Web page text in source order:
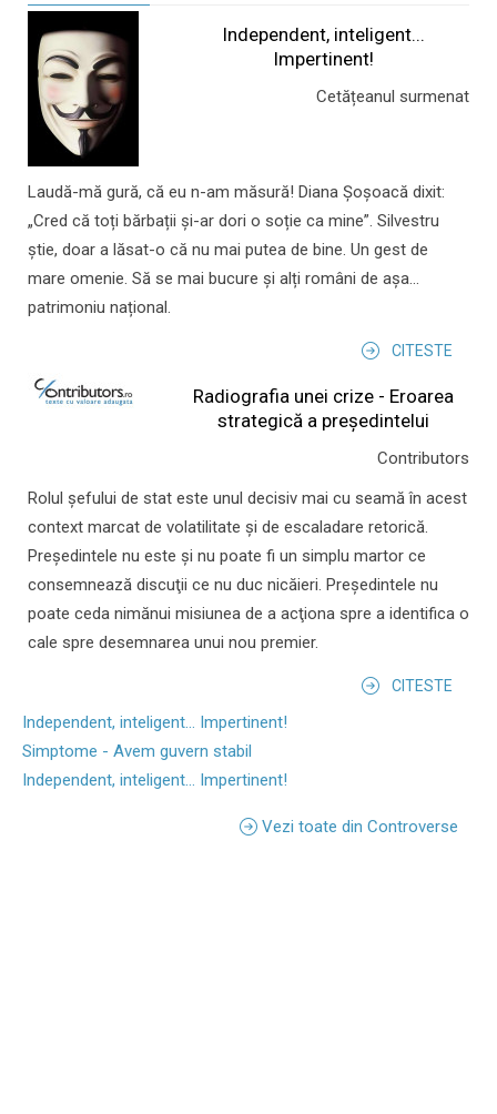
Independent, inteligent...
Impertinent!
Cetățeanul surmenat
Laudă-mă gură, că eu n-am măsură! Diana Șoșoacă dixit:
„Cred că toți bărbații și-ar dori o soție ca mine”. Silvestru
știe, doar a lăsat-o că nu mai putea de bine. Un gest de
mare omenie. Să se mai bucure și alți români de așa...
patrimoniu național.
CITESTE
Radiografia unei crize - Eroarea
strategică a președintelui
Contributors
Rolul şefului de stat este unul decisiv mai cu seamă în acest
context marcat de volatilitate şi de escaladare retorică.
Preşedintele nu este şi nu poate fi un simplu martor ce
consemnează discuţii ce nu duc nicăieri. Preşedintele nu
poate ceda nimănui misiunea de a acţiona spre a identifica o
cale spre desemnarea unui nou premier.
CITESTE
Independent, inteligent... Impertinent!
Simptome - Avem guvern stabil
Independent, inteligent... Impertinent!
Vezi toate din Controverse